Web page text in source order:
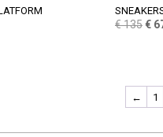
€135Il
€
€
← 1